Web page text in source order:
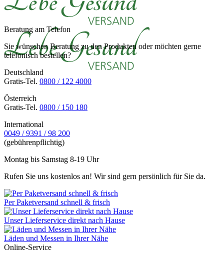
Beratung am Telefon
Sie wünschen Beratung zu den Produkten oder möchten gerne
telefonisch bestellen?
Deutschland
Gratis-Tel. 0800 / 122 4000
Österreich
Gratis-Tel. 0800 / 150 180
International
0049 / 9391 / 98 200
(gebührenpflichtig)
Montag bis Samstag 8-19 Uhr
Rufen Sie uns kostenlos an! Wir sind gern persönlich für Sie da.
Per Paketversand schnell & frisch
Unser Lieferservice direkt nach Hause
Läden und Messen in Ihrer Nähe
Online-Service